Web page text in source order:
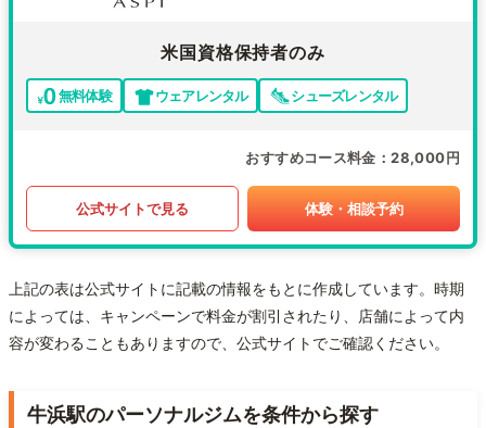
米国資格保持者のみ
無料体験 ウェアレンタル シューズレンタル
おすすめコース料金 28,000円
公式サイトで見る 体験・相談予約
上記の表は公式サイトに記載の情報をもとに作成しています。時期
によっては、キャンペーンで料金が割引されたり、店舗によって内
容が変わることもありますので、公式サイトでご確認ください。
牛浜駅のパーソナルジムを条件から探す